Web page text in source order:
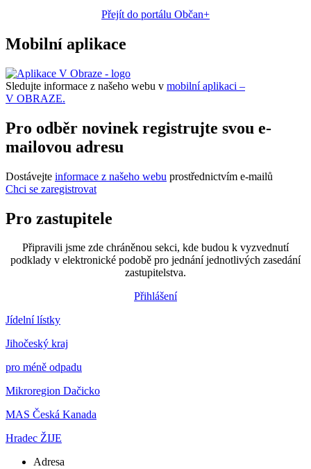
Přejít do portálu Občan+
Mobilní aplikace
Sledujte informace z našeho webu v mobilní aplikaci –
V OBRAZE.
Pro odběr novinek registrujte svou e-
mailovou adresu
Dostávejte informace z našeho webu prostřednictvím e-mailů
Chci se zaregistrovat
Pro zastupitele
Připravili jsme zde chráněnou sekci, kde budou k vyzvednutí
podklady v elektronické podobě pro jednání jednotlivých zasedání
zastupitelstva.
Přihlášení
Jídelní lístky
Jihočeský kraj
pro méně odpadu
Mikroregion Dačicko
MAS Česká Kanada
Hradec ŽIJE
Adresa